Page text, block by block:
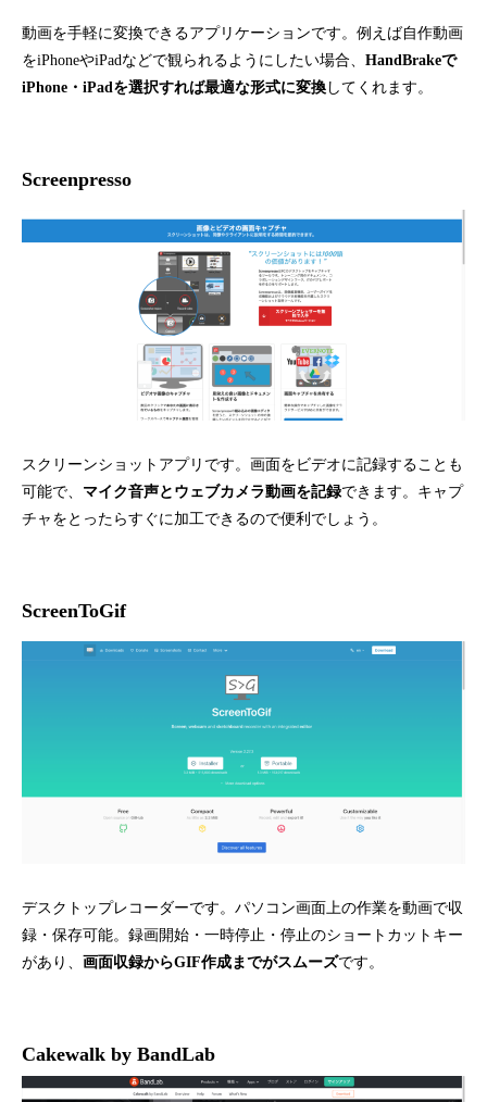
動画を手軽に変換できるアプリケーションです。例えば自作動画
をiPhoneやiPadなどで観られるようにしたい場合、 HandBrakeで
iPhone・iPadを選択すれば最適な形式に変換 してくれます。
Screenpresso
スクリーンショットアプリです。画面をビデオに記録することも
可能で、 マイク音声とウェブカメラ動画を記録できます。キャプ
チャをとったらすぐに加工できるので便利でしょう。
ScreenToGif
デスクトップレコーダーです。パソコン画面上の作業を動画で収
録・保存可能。録画開始・一時停止・停止のショートカットキー
があり、 画面収録からGIF作成までがスムーズです。
Cakewalk by BandLab